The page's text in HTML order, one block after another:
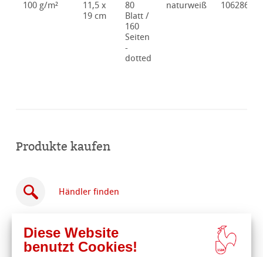
100 g/m²
11,5 x
19 cm
80
Blatt /
160
Seiten
-
dotted
naturweiß 10628632
Produkte kaufen
Händler finden
Diese Website
benutzt Cookies!